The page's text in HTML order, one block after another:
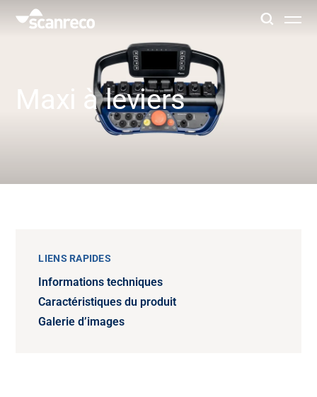
Customisation
Maxi à leviers
LIENS RAPIDES
Informations techniques
Caractéristiques du produit
Galerie d’images